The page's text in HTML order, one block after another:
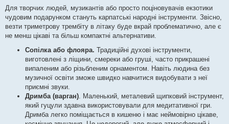
Для творчих людей, музикантів або просто поціновувачів екзотики
чудовим подарунком стануть карпатські народні інструменти. Звісно,
везти триметрову трембіту в літаку буде вкрай проблематично, але є
не менш цікаві та більш компактні альтернативи.
Сопілка або флояра. Традиційні духові інструменти,
виготовлені з ліщини, смереки або груші, часто прикрашені
випаленим або різьбленим орнаментом. Навіть людина без
музичної освіти зможе швидко навчитися видобувати з неї
приємні звуки.
Дримба (варган). Маленький, металевий щипковий інструмент,
який гуцули здавна використовували для медитативної гри.
Дримба легко поміщається в кишеню і має неймовірно цікаве,